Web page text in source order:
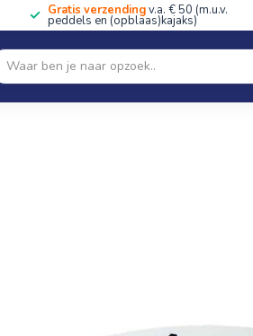
Gratis verzendingv.a. € 50 (m.u.v.
peddels en (opblaas)kajaks)
& SUP's Peddels Kleding